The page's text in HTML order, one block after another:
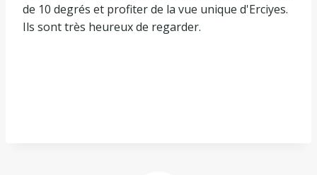
de 10 degrés et profiter de la vue unique d'Erciyes.
Ils sont très heureux de regarder.